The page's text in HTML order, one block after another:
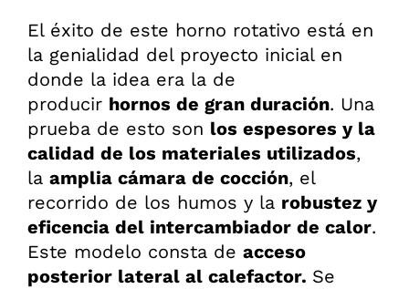
El éxito de este horno rotativo está en
la genialidad del proyecto inicial en
donde la idea era la de
producir hornos de gran duración. Una
prueba de esto son los espesores y la
calidad de los materiales utilizados,
la amplia cámara de cocción, el
recorrido de los humos y la robustez y
eficencia del intercambiador de calor.
Este modelo consta de acceso
posterior lateral al calefactor. Se